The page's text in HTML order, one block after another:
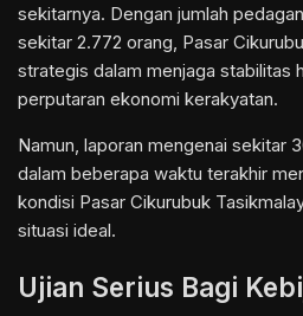
sekitarnya. Dengan jumlah
sekitar 2.772 orang, Pasar
strategis dalam menjaga stabilitas
perputaran ekonomi kerakyatan.
Namun, laporan mengenai sekitar
dalam beberapa waktu terakhir
kondisi Pasar Cikurubuk
situasi ideal.
Ujian Serius Bagi